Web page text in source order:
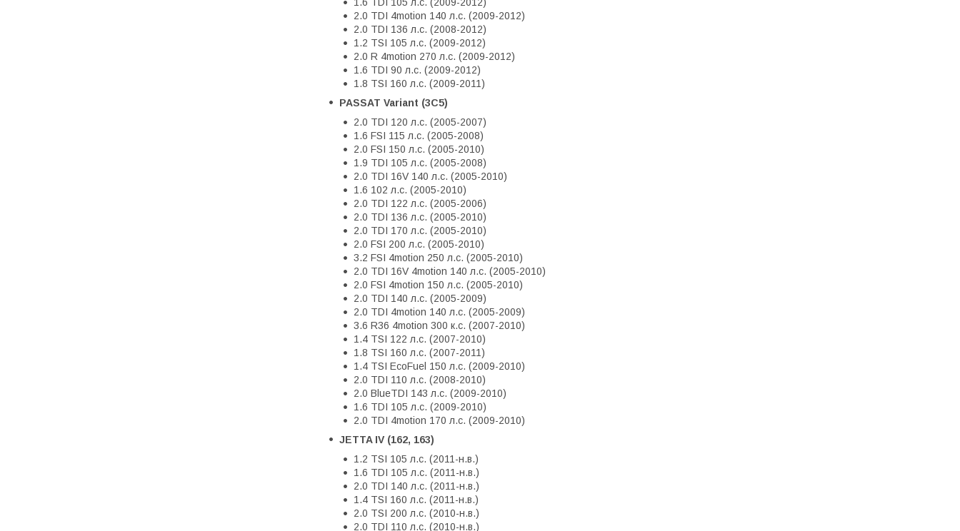
2.0 TDI 4motion 140 л.с. (2009-2012)
2.0 TDI 136 л.с. (2008-2012)
1.2 TSI 105 л.с. (2009-2012)
2.0 R 4motion 270 л.с. (2009-2012)
1.6 TDI 90 л.с. (2009-2012)
1.8 TSI 160 л.с. (2009-2011)
PASSAT Variant (3C5)
2.0 TDI 120 л.с. (2005-2007)
1.6 FSI 115 л.с. (2005-2008)
2.0 FSI 150 л.с. (2005-2010)
1.9 TDI 105 л.с. (2005-2008)
2.0 TDI 16V 140 л.с. (2005-2010)
1.6 102 л.с. (2005-2010)
2.0 TDI 122 л.с. (2005-2006)
2.0 TDI 136 л.с. (2005-2010)
2.0 TDI 170 л.с. (2005-2010)
2.0 FSI 200 л.с. (2005-2010)
3.2 FSI 4motion 250 л.с. (2005-2010)
2.0 TDI 16V 4motion 140 л.с. (2005-2010)
2.0 FSI 4motion 150 л.с. (2005-2010)
2.0 TDI 140 л.с. (2005-2009)
2.0 TDI 4motion 140 л.с. (2005-2009)
3.6 R36 4motion 300 к.с. (2007-2010)
1.4 TSI 122 л.с. (2007-2010)
1.8 TSI 160 л.с. (2007-2011)
1.4 TSI EcoFuel 150 л.с. (2009-2010)
2.0 TDI 110 л.с. (2008-2010)
2.0 BlueTDI 143 л.с. (2009-2010)
1.6 TDI 105 л.с. (2009-2010)
2.0 TDI 4motion 170 л.с. (2009-2010)
JETTA IV (162, 163)
1.2 TSI 105 л.с. (2011-н.в.)
1.6 TDI 105 л.с. (2011-н.в.)
2.0 TDI 140 л.с. (2011-н.в.)
1.4 TSI 160 л.с. (2011-н.в.)
2.0 TSI 200 л.с. (2010-н.в.)
2.0 TDI 110 л.с. (2010-н.в.)